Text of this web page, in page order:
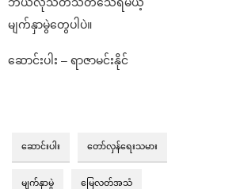
ဘယ်လိုသတ်သတ်သေရမယ့်
မျက်နှာမွဲတွေပါပဲ။
ဆောင်းပါး – ရာဇာမင်းနိုင်
ဆောင်းပါး တော်လှန်ရေးသမား
မျက်နှာမွဲ မြေလတ်အသံ